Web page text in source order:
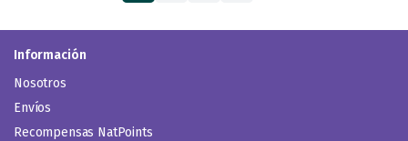
Información
Nosotros
Envíos
Recompensas NatPoints